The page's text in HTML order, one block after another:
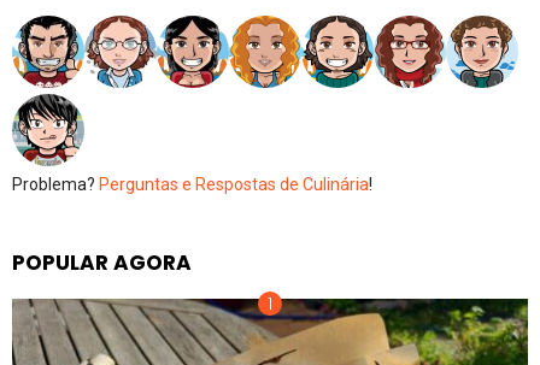
Problema? Perguntas e Respostas de Culinária!
POPULAR AGORA